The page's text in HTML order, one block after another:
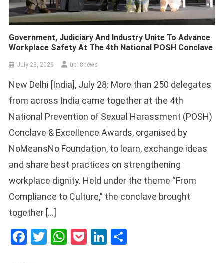
Government, Judiciary And Industry Unite To Advance
Workplace Safety At The 4th National POSH Conclave
July 28, 2026 up18news
New Delhi [India], July 28: More than 250 delegates
from across India came together at the 4th
National Prevention of Sexual Harassment (POSH)
Conclave & Excellence Awards, organised by
NoMeansNo Foundation, to learn, exchange ideas
and share best practices on strengthening
workplace dignity. Held under the theme “From
Compliance to Culture,” the conclave brought
together […]
Facebook
Twitter
WhatsApp
PocketLinkedIn